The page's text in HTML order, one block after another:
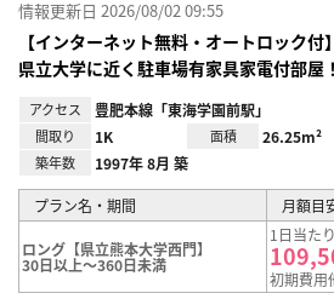
情報更新日 2026/08/02 09:55
【インターネット無料・オートロック
県立大学に近く駐車場有家具家電付部屋！
アクセス 豊肥本線「東海学園前駅」
間取り 1K 面積 26.25m²
築年数 1997年 8月 築
プラン名・期間 月額目
ロング【県立熊本大学西門】
30日以上～360日未満
1日当た
初期費用